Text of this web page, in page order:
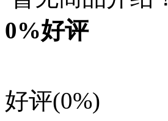
0%好评
好评(0%)